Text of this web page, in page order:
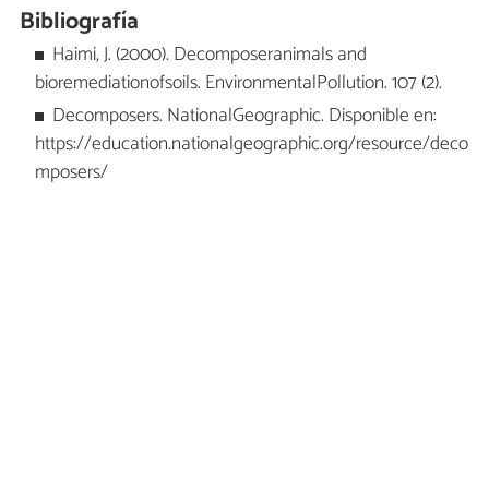
Bibliografía
Haimi, J. (2000). Decomposeranimals and
bioremediationofsoils. EnvironmentalPollution. 107 (2).
Decomposers. NationalGeographic. Disponible en:
https://education.nationalgeographic.org/resource/deco
mposers/